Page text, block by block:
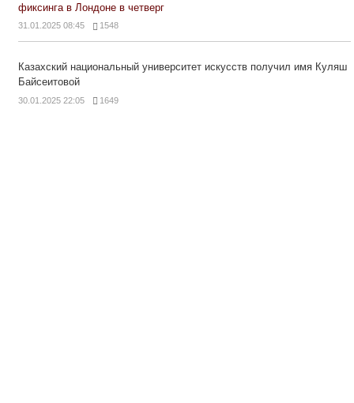
фиксинга в Лондоне в четверг
31.01.2025 08:45 1548
Казахский национальный университет искусств получил имя Куляш
Байсеитовой
30.01.2025 22:05 1649